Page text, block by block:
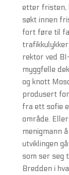
etter fristen,
søkt innen
fort føre til
rektor ved
myggfelle
og knott
produsert
fra ett sofie
område.
menigmann
utviklingen
som ser seg
Bredden i